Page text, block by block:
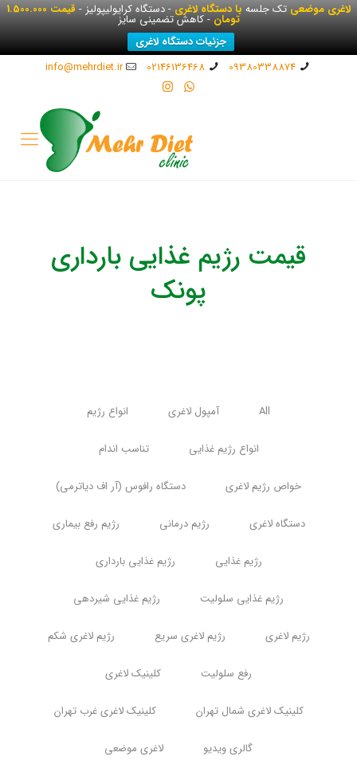
لاغری موضعیتک جلسهبا دستگاه لاغری- دستگاه کرایولیپولیز - قیمت 1.500.000
تومان- کاهش تضمینی سایز
جزئیات دستگاه لاغری
09380338874
02146136468
info@mehrdiet.ir
قیمت رژیم غذایی بارداری
پونک
All آمپول لاغری انواع رژیم
انواع رژیم غذایی تناسب اندام
خواص رژیم لاغری دستگاه رافوس (آر اف دیاترمی)
دستگاه لاغری رژیم درمانی رژیم رفع بیماری
رژیم غذایی رژیم غذایی بارداری
رژیم غذایی سلولیت رژیم غذایی شیردهی
رژیم لاغری رژیم لاغری سریع رژیم لاغری شکم
رفع سلولیت کلینیک لاغری
کلینیک لاغری شمال تهران کلینیک لاغری غرب تهران
گالری ویدیو لاغری موضعی